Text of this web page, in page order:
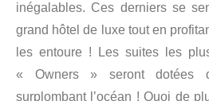
inégalables. Ces derniers se
grand hôtel de luxe tout en
les entoure ! Les suites les
« Owners » seront dotées
surplombant l’océan ! Quoi de